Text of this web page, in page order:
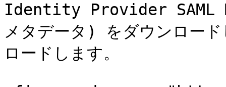
Identity Provider SAML
メタデータ) をダウンロー
ロードします。